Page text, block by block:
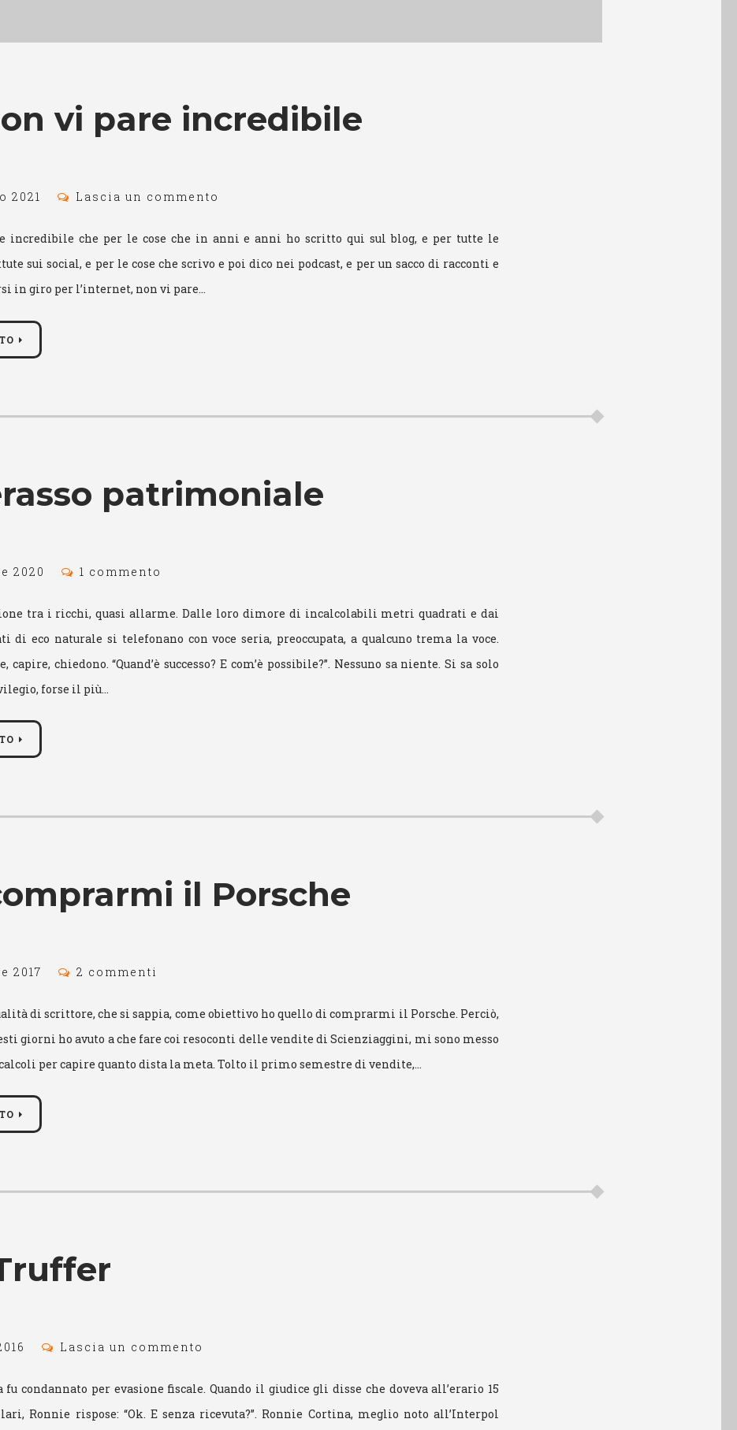
vi pare incredibile
2021 Lascia un commento
incredibile che per le cose che in anni e anni ho scritto qui sul blog, e per tutte le
sui social, e per le cose che scrivo e poi dico nei podcast, e per un sacco di racconti e
in giro per l’internet, non vi pare…
patrimoniale
2020 1 commento
tra i ricchi, quasi allarme. Dalle loro dimore di incalcolabili metri quadrati e dai
di eco naturale si telefonano con voce seria, preoccupata, a qualcuno trema la voce.
capire, chiedono. “Quand’è successo? E com’è possibile?”. Nessuno sa niente. Si sa solo
forse il più…
il Porsche
2017 2 commenti
di scrittore, che si sappia, come obiettivo ho quello di comprarmi il Porsche. Perciò,
giorni ho avuto a che fare coi resoconti delle vendite di Scienziaggini, mi sono messo
calcoli per capire quanto dista la meta. Tolto il primo semestre di vendite,…
Lascia un commento
fu condannato per evasione fiscale. Quando il giudice gli disse che doveva all’erario 15
Ronnie rispose: “Ok. E senza ricevuta?”. Ronnie Cortina, meglio noto all’Interpol